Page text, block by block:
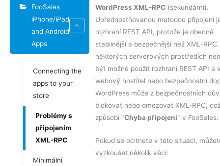
FooSales
iPhone/iPad
and Android
Apps
Connecting the
apps to your
store
Problémy s
připojením
XML-RPC
Minimální
WordPress XML-RPC (sekundární).
Upřednostňovanou metodou připojení
rozhraní REST API, protože je obecně
stabilnější a bezpečnější než XML-
některých serverových prostředích
být možné použít rozhraní REST API a
webový hostitel nebo bezpečnostní
WordPress může z bezpečnostních
blokovat nebo omezovat XML-RPC,
způsobí "Chyba připojení" v FooSales.
Pokud se ocitnete v této situaci,
vyzkoušet několik věcí: